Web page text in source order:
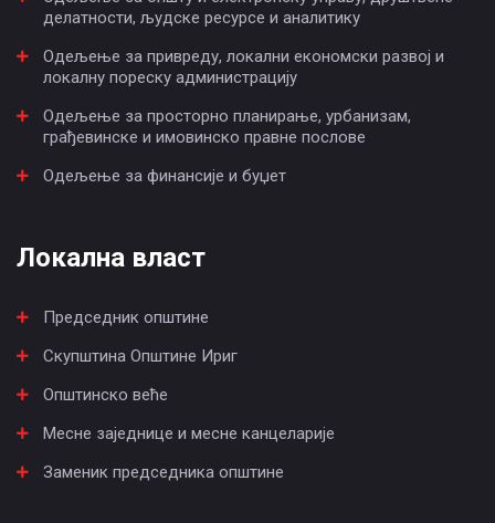
делатности, људске ресурсе и аналитику
Одељење за привреду, локални економски развој и
локалну пореску администрацију
Одељење за просторно планирање, урбанизам,
грађевинске и имовинско правне послове
Одељење за финансије и буџет
Локална власт
Председник општине
Скупштина Општине Ириг
Општинско веће
Месне заједнице и месне канцеларије
Заменик председника општине